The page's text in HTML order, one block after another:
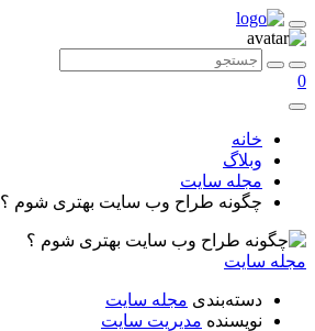
0
خانه
وبلاگ
مجله سایت
چگونه طراح وب سایت بهتری شوم ؟
مجله سایت
دسته‌بندی مجله سایت
نویسنده مدیریت سایت